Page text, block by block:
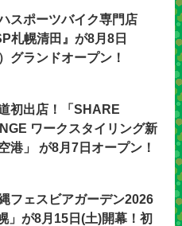
スポーツバイク専門店
札幌清田』が8月8日
）グランドオープン！
初出店！「SHARE
ワークスタイリング新
港」 が8月7日オープン！
縄フェスビアガーデン2026
」が8月15日(土)開幕！初